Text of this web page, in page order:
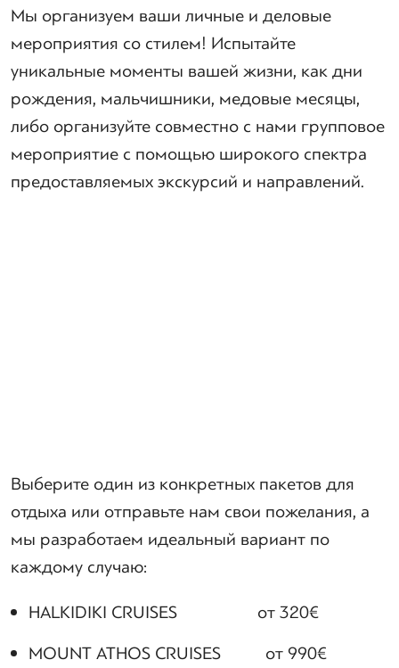
Мы организуем ваши личные и деловые
мероприятия со стилем! Испытайте
уникальные моменты вашей жизни, как дни
рождения, мальчишники, медовые месяцы,
либо организуйте совместно с нами групповое
мероприятие с помощью широкого спектра
предоставляемых экскурсий и направлений.
Выберите один из конкретных пакетов для
отдыха или отправьте нам свои пожелания, а
мы разработаем идеальный вариант по
каждому случаю:
HALKIDIKI CRUISES от 320€
MOUNT ATHOS CRUISES от 990€